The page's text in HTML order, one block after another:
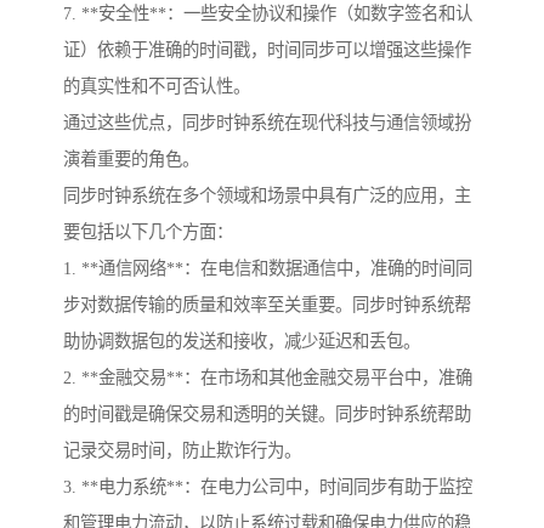
7. **安全性**：一些安全协议和操作（如数字签名和认
证）依赖于准确的时间戳，时间同步可以增强这些操作
的真实性和不可否认性。
通过这些优点，同步时钟系统在现代科技与通信领域扮
演着重要的角色。
同步时钟系统在多个领域和场景中具有广泛的应用，主
要包括以下几个方面：
1. **通信网络**：在电信和数据通信中，准确的时间同
步对数据传输的质量和效率至关重要。同步时钟系统帮
助协调数据包的发送和接收，减少延迟和丢包。
2. **金融交易**：在市场和其他金融交易平台中，准确
的时间戳是确保交易和透明的关键。同步时钟系统帮助
记录交易时间，防止欺诈行为。
3. **电力系统**：在电力公司中，时间同步有助于监控
和管理电力流动，以防止系统过载和确保电力供应的稳